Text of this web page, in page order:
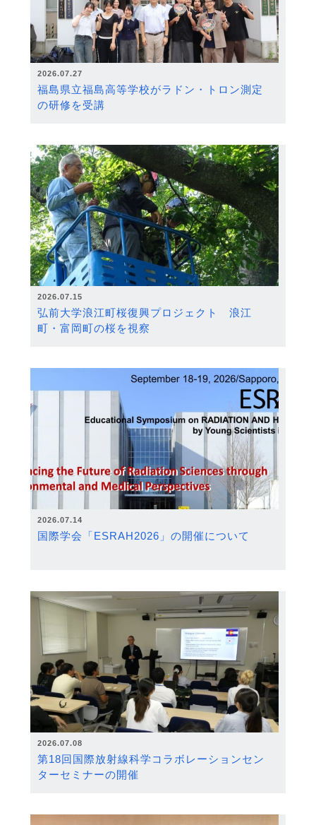
2026.07.27
福島県立福島高等学校がラドン・トロン測定
の研修を受講
2026.07.15
弘前大学浪江町桜復興プロジェクト 浪江
町・富岡町の桜を視察
2026.07.14
国際学会「ESRAH2026」の開催について
2026.07.08
第18回国際放射線科学コラボレーションセン
ターセミナーの開催